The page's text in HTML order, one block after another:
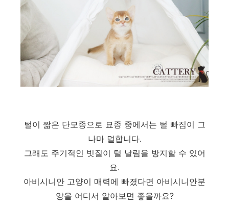
털이 짧은 단모종으로 묘종 중에서는 털 빠짐이 그
나마 덜합니다.
그래도 주기적인 빗질이 털 날림을 방지할 수 있어
요.
아비시니안 고양이 매력에 빠졌다면 아비시니안분
양을 어디서 알아보면 좋을까요?